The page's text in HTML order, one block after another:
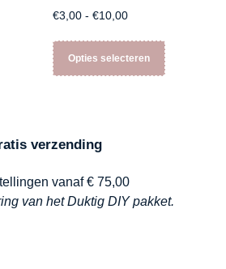
€3,00 - €10,00
Opties selecteren
verzending
vanaf € 75,00
van het Duktig DIY pakket.